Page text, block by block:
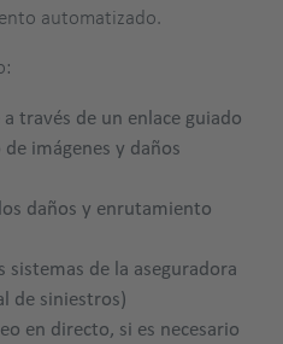
automatizado.
través de un enlace guiado
imágenes y daños
daños y enrutamiento
sistemas de la aseguradora
de siniestros)
en directo, si es necesario